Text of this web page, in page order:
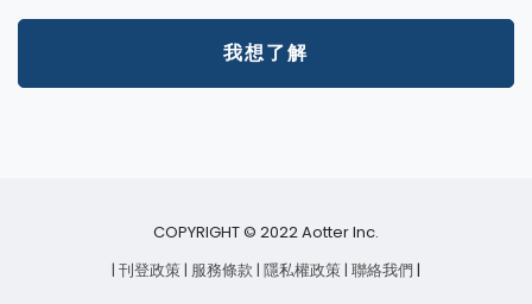
我想了解
COPYRIGHT © 2022 Aotter Inc.
| 刊登政策| 服務條款| 隱私權政策| 聯絡我們 |